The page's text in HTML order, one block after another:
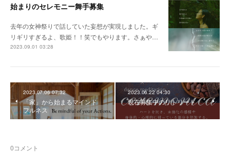
始まりのセレモニー舞手募集
去年の女神祭りで話していた妄想が実現しました。ギ
リギリすぎるよ、歌姫！！笑でもやります。さぁや…
2023.09.01 03:28
2023.07.06 07:32
「家」から始まるマインド
フルネス
2023.06.22 04:30
現在募集中のリトリート
0コメント